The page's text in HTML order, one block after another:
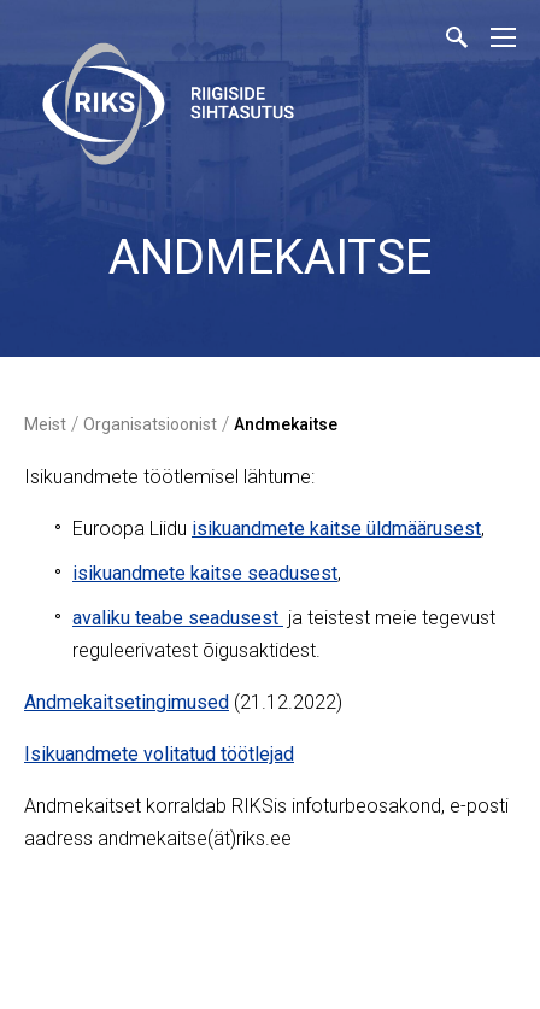
ANDMEKAITSE
Meist / Organisatsioonist / Andmekaitse
Isikuandmete töötlemisel lähtume:
Euroopa Liidu isikuandmete kaitse üldmäärusest,
isikuandmete kaitse seadusest,
avaliku teabe seadusest ja teistest meie tegevust
reguleerivatest õigusaktidest.
Andmekaitsetingimused (21.12.2022)
Isikuandmete volitatud töötlejad
Andmekaitset korraldab RIKSis infoturbeosakond, e-posti
aadress andmekaitse(ät)riks.ee